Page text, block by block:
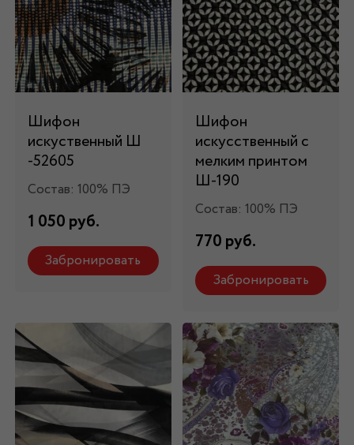
Шифон
искуственный Ш
-52605
Состав: 100% ПЭ
1 050 руб.
Забронировать
Шифон
искусственный с
мелким принтом
Ш-190
Состав: 100% ПЭ
770 руб.
Забронировать